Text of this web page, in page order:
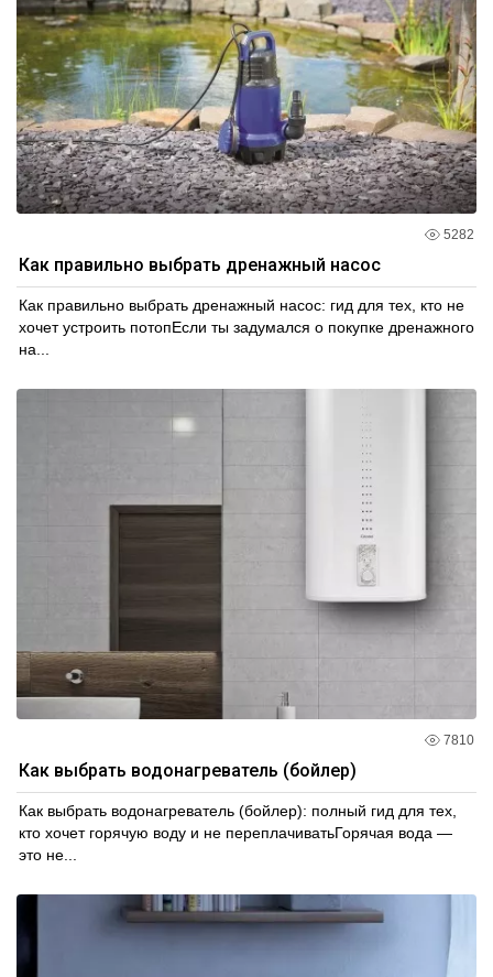
5282
Как правильно выбрать дренажный насос
Как правильно выбрать дренажный насос: гид для тех, кто не
хочет устроить потопЕсли ты задумался о покупке дренажного
на...
7810
Как выбрать водонагреватель (бойлер)
Как выбрать водонагреватель (бойлер): полный гид для тех,
кто хочет горячую воду и не переплачиватьГорячая вода —
это не...